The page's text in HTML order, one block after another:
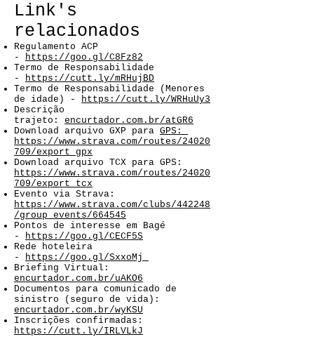
Link's
relacionados
Regulamento ACP
- https://goo.gl/C8Fz82
Termo de Responsabilidade
- https://cutt.ly/mRHujBD
Termo de Responsabilidade (Menores
de idade) - https://cutt.ly/WRHuUy3
Descrição
trajeto: encurtador.com.br/atGR6
​Download arquivo GXP para GPS:
https://www.strava.com/routes/24020
709/export_gpx
Download arquivo TCX para GPS:
https://www.strava.com/routes/24020
709/export_tcx
Evento via Strava:
https://www.strava.com/clubs/442248
/group_events/664545
Pontos de interesse em Bagé
- https://goo.gl/CECF5S
Rede hoteleira
- https://goo.gl/SxxoMj
Briefing Virtual:
encurtador.com.br/uAKO6
Documentos para comunicado de
sinistro (seguro de vida):
encurtador.com.br/wyKSU
Inscrições confirmadas:
https://cutt.ly/IRLVLkJ